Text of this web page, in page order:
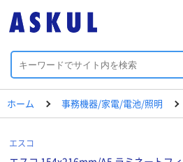
ホーム 事務機器/家電/電池/照明
エスコ